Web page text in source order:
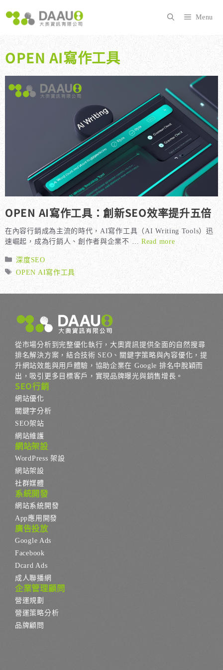
至
內
容
Menu
OPEN AI寫作工具
OPEN AI寫作工具：創新SEO效率提升五倍
在內容行銷成為主流的時代，AI寫作工具（AI Writing Tools）迅
速崛起，成為行銷人、創作者與企業不 … Read more
分
類
深度SEO
標
OPEN AI寫作工具
從市場分析到完整優化執行，大奧資訊提供全面的自然搜尋
排名解決方案，結合技術 SEO、關鍵字策略與內容優化，提
升網站效能與用戶體驗，協助企業在 Google 排名中脫穎而
出，吸引更多目標客戶，實現品牌曝光與銷售增長。
SEO行銷
網站優化
關鍵字分析
SEO架站
網站維護
網站架設
WordPress 架設
網站架設
社群媒體
系統開發
網站系統開發
App應用開發
廣告投放
Google Ads
Facebook
Dcard Ads
成人聯播網
企業管理顧問
營運規劃
營運策略分析
品牌顧問